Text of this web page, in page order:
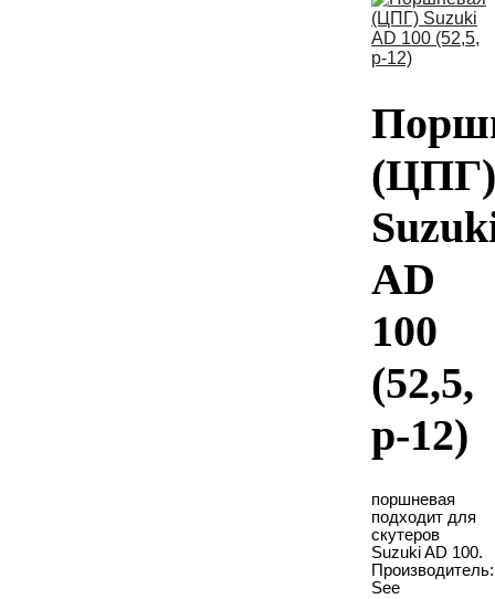
(ЦПГ)
AD
100
(52,5,
p-12)
поршневая
подходит для
скутеров
Suzuki AD 100.
Производитель:
See